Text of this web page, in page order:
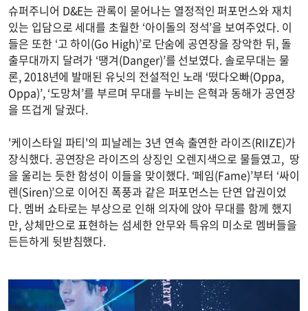
슈퍼주니어 D&E는 관록이 묻어나는 열정적인 퍼포먼스와 재치
있는 입담으로 세대를 초월한 ‘아이돌의 정석’을 보여주었다. 이
들은 또한 ‘고 하이(Go High)’로 단숨에 공연장을 장악한 뒤, 돌
출무대까지 달려가 ‘땡겨(Danger)’를 선보였다. 솔로무대는 물
론, 2018년에 발매된 유닛의 전설적인 노래 ‘떴다오빠(Oppa,
Oppa)’, ‘도망쳐’를 부르며 무대를 누비는 은혁과 동해가 공연장
을 뜨겁게 달궜다.
'케이스타일 파티'의 피날레는 3년 연속 출연한 라이즈(RIIZE)가
장식했다. 공연장은 라이즈의 상징인 오렌지색으로 물들였고, 땅
을 울리는 듯한 함성이 이들을 맞이했다. ‘페임(Fame)’부터 ‘싸이
렌(Siren)’으로 이어진 폭풍과 같은 퍼포먼스는 단연 압권이었
다. 멤버 쇼타로는 부상으로 인해 의자에 앉아 무대를 함께 했지
만, 상체만으로 표현하는 섬세한 안무와 특유의 미소로 멤버들을
든든하게 뒷받침했다.